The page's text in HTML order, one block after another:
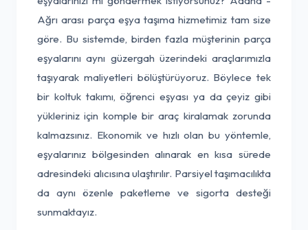
Ağrı arası parça eşya taşıma hizmetimiz tam size
göre. Bu sistemde, birden fazla müşterinin parça
eşyalarını aynı güzergah üzerindeki araçlarımızla
taşıyarak maliyetleri bölüştürüyoruz. Böylece tek
bir koltuk takımı, öğrenci eşyası ya da çeyiz gibi
yükleriniz için komple bir araç kiralamak zorunda
kalmazsınız. Ekonomik ve hızlı olan bu yöntemle,
eşyalarınız bölgesinden alınarak en kısa sürede
adresindeki alıcısına ulaştırılır. Parsiyel taşımacılıkta
da aynı özenle paketleme ve sigorta desteği
sunmaktayız.